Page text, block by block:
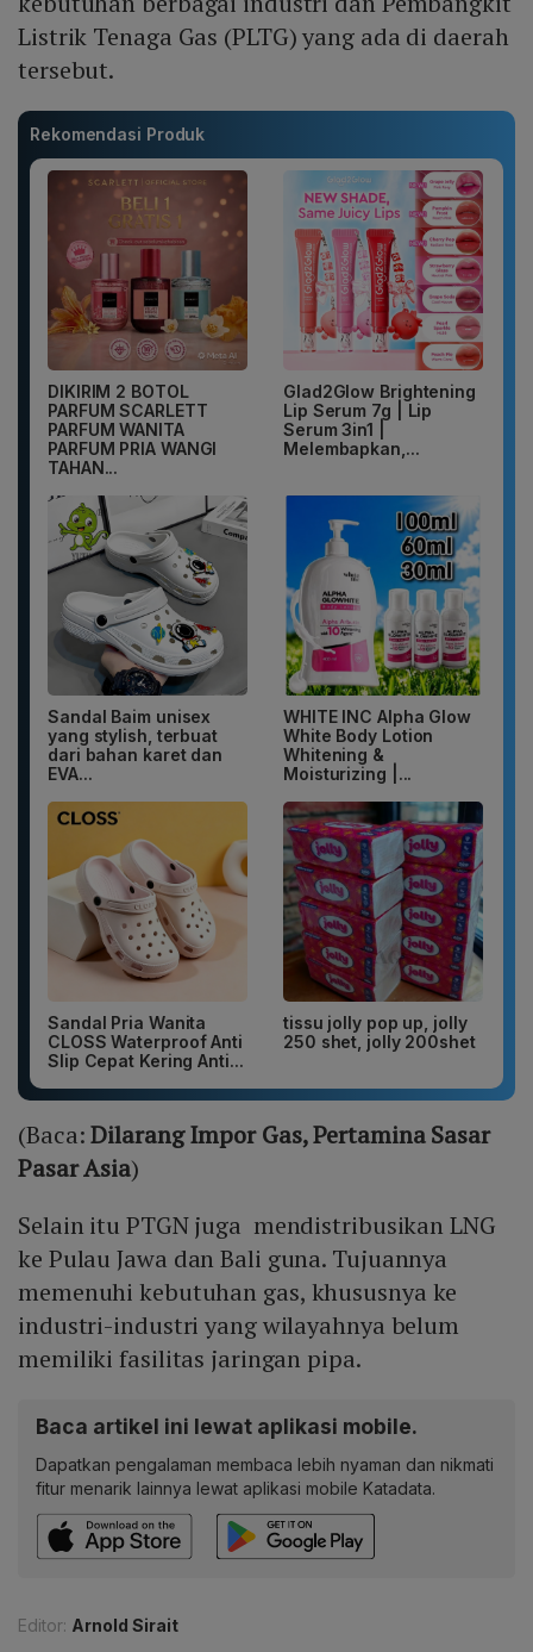
Listrik Tenaga Gas (PLTG) yang ada di daerah
tersebut.
Rekomendasi Produk
DIKIRIM 2 BOTOL
PARFUM SCARLETT
PARFUM WANITA
PARFUM PRIA WANGI
TAHAN...
Glad2Glow Brightening
Lip Serum 7g | Lip
Serum 3in1 |
Melembapkan,...
Sandal Baim unisex
yang stylish, terbuat
dari bahan karet dan
EVA...
WHITE INC Alpha Glow
White Body Lotion
Whitening &
Moisturizing |...
Sandal Pria Wanita
CLOSS Waterproof Anti
Slip Cepat Kering Anti...
tissu jolly pop up, jolly
250 shet, jolly 200shet
(Baca:Dilarang Impor Gas, Pertamina Sasar
Pasar Asia)
Selain itu PTGN juga mendistribusikan LNG
ke Pulau Jawa dan Bali guna. Tujuannya
memenuhi kebutuhan gas, khususnya ke
industri-industri yang wilayahnya belum
memiliki fasilitas jaringan pipa.
Baca artikel ini lewat aplikasi mobile.
Dapatkan pengalaman membaca lebih nyaman dan nikmati
fitur menarik lainnya lewat aplikasi mobile Katadata.
Editor: Arnold Sirait